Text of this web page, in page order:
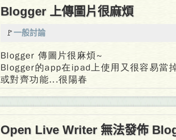
Blogger 上傳圖片很麻煩
🚩一般討論
Blogger 傳圖片很麻煩~
Blogger的app在ipad上使用又很容易當
或對齊功能...很陽春
Open Live Writer 無法發佈